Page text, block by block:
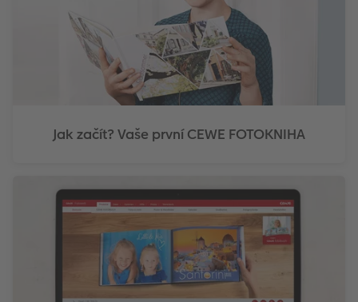
Jak začít? Vaše první CEWE FOTOKNIHA